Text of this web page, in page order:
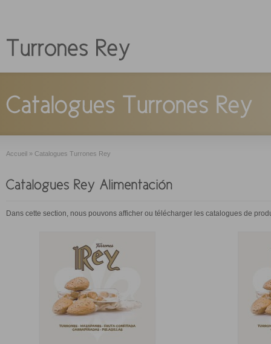
Accueil » Catalogues Turrones Rey
Dans cette section, nous pouvons afficher ou télécharger les catalogues de